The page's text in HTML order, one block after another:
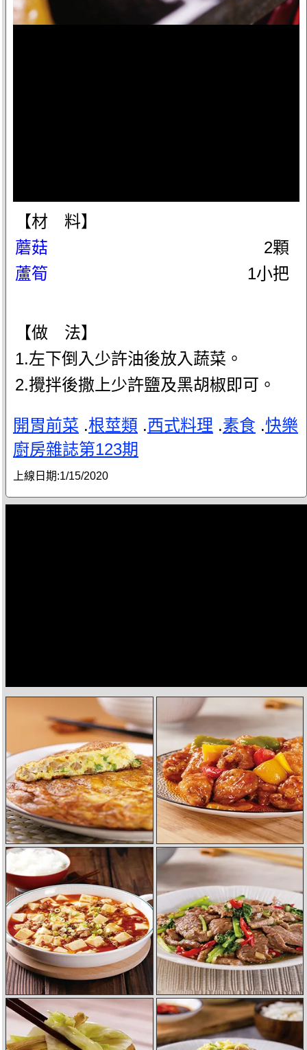
【材 料】
蘑菇
2顆
蘆筍
1小把
【做 法】
1.左下倒入少許油後放入蔬菜。
2.攪拌後撒上少許鹽及黑胡椒即可。
開胃前菜 .根莖類 .西式料理 .素食 .快樂
廚房雜誌第123期
上線日期:1/15/2020